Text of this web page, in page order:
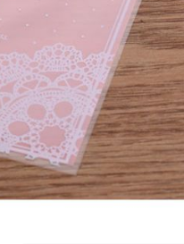
Plastic
Verpakt per 12 stuks
10 x 12,5 cm